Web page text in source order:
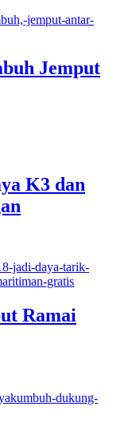
Jemput
K3 dan
Ramai